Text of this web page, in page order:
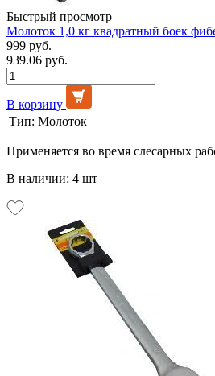
Быстрый просмотр
Молоток 1,0 кг квадратный боек
999 руб.
939.06 руб.
В корзину
Тип: Молоток
Применяется во время слесарных
В наличии: 4 шт